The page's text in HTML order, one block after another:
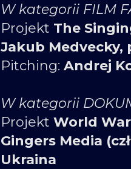
W kategorii FILM
Projekt The
Jakub Medvecky,
Pitching: Andrej
W kategorii
Projekt World
Gingers Media
Ukraina